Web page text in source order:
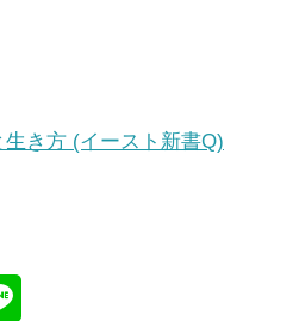
き方 (イースト新書Q)